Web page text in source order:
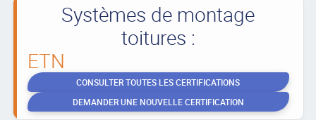
Systèmes de montage
toitures :
ETN
CONSULTER TOUTES LES CERTIFICATIONS
DEMANDER UNE NOUVELLE CERTIFICATION